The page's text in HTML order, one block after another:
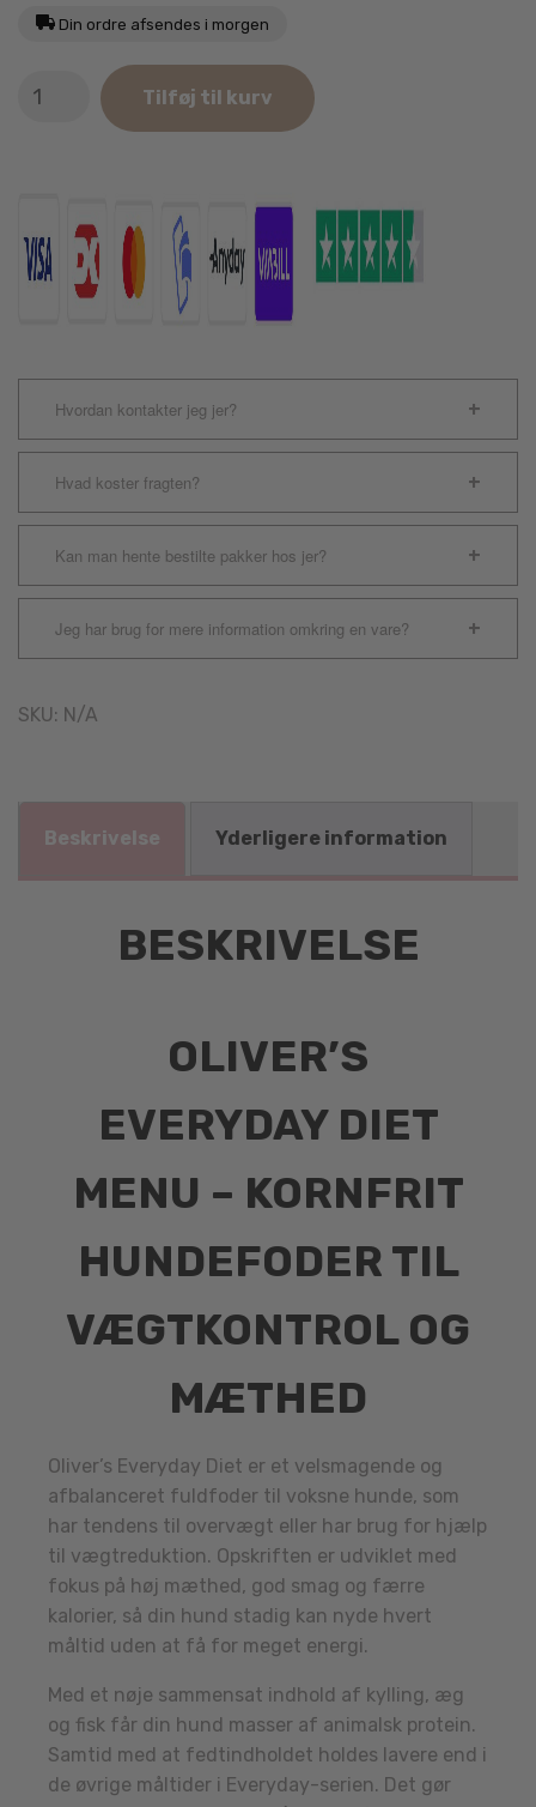
Din ordre afsendes i morgen
Everyday
Tilføj til kurv
Hvordan kontakter jeg jer?
Hvad koster fragten?
Kan man hente bestilte pakker hos jer?
Jeg har brug for mere information omkring en vare?
SKU: N/A
Beskrivelse Yderligere information
BESKRIVELSE
OLIVER’S
EVERYDAY DIET
MENU – KORNFRIT
HUNDEFODER TIL
VÆGTKONTROL OG
MÆTHED
Oliver’s Everyday Diet er et velsmagende og
afbalanceret fuldfoder til voksne hunde, som
har tendens til overvægt eller har brug for hjælp
til vægtreduktion. Opskriften er udviklet med
fokus på høj mæthed, god smag og færre
kalorier, så din hund stadig kan nyde hvert
måltid uden at få for meget energi.
Med et nøje sammensat indhold af kylling, æg
og fisk får din hund masser af animalsk protein.
Samtid med at fedtindholdet holdes lavere end i
de øvrige måltider i Everyday-serien. Det gør